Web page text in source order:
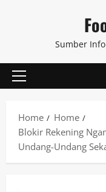
Sumber
Primary
Home
Home
Blokir Rekening
Undang-Undang